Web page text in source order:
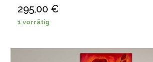
295,00 €
1 vorrätig